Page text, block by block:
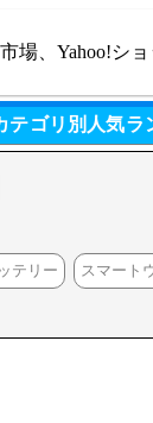
場、Yahoo!シ
テゴリ別人気ラ
テリー スマート